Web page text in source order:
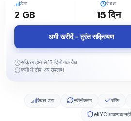
डेटा
2 GB
वैधता
15 दिन
अभी खरीदें – तुरंत सक्रियण
सक्रिय होने से 15 दिनों तक वैध
कभी भी टॉप-अप उपलब्ध
केवल डेटा नवीनीकरण रोमिंग
eKYC आवश्यक नहीं